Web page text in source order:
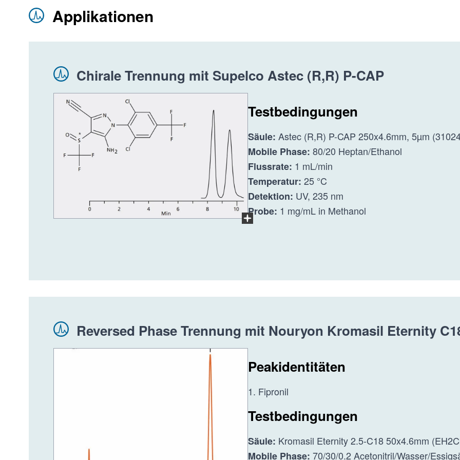
Applikationen
Chirale Trennung mit Supelco Astec (R,R) P-CAP
Im Vollbildmodus anzeigen
Testbedingungen
Säule: Astec (R,R) P-CAP 250x4.6mm, 5µm
Mobile Phase: 80/20 Heptan/Ethanol
Flussrate: 1 mL/min
Temperatur: 25 °C
Detektion: UV, 235 nm
Probe: 1 mg/mL in Methanol
Reversed Phase Trennung mit Nouryon Kromasil Eternity
Peakidentitäten
1. Fipronil
Testbedingungen
Säule: Kromasil Eternity 2.5-C18 50x4.6mm
Mobile Phase: 70/30/0.2 Acetonitril/Wasser/